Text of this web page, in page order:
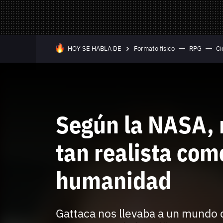
HOY SE HABLA DE Formato físico RPG
Según la
tan realista
humanidad
Gattaca nos llevaba a un
Selección
Trivia
Juegos Online
Mandos y
Todo hardware
Whatsapp Instagram
Facebook
TwitterYouTube